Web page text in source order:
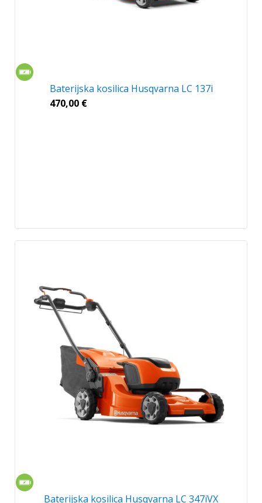
Baterijska kosilica Husqvarna LC 137i
470,00 €
Baterijska kosilica Husqvarna LC 347iVX